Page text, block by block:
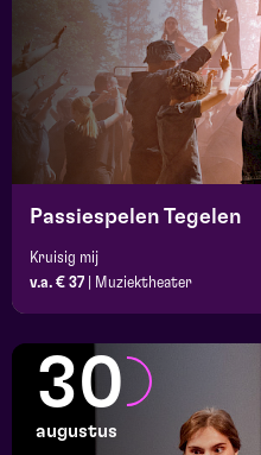
Passiespelen Tegelen
Kruisig mij
v.a. € 37
Muziektheater
30
augustus